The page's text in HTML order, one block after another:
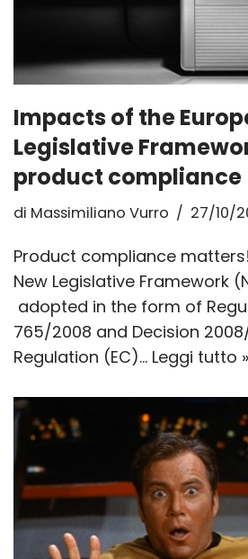
Impacts of the
Legislative
product compliance
di Massimiliano Vurro 27/10/
Product compliance
New Legislative Framework
adopted in the form of
765/2008 and Decision
Regulation (EC)… Leggi tutto »